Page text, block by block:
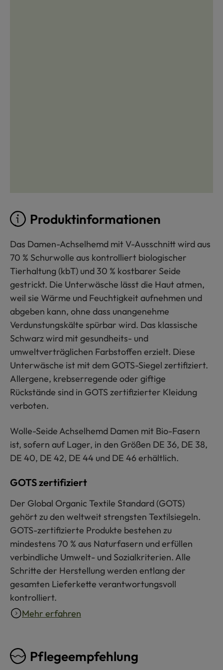
Produktinformationen
Das Damen-Achselhemd mit V-Ausschnitt wird aus
70 % Schurwolle aus kontrolliert biologischer
Tierhaltung (kbT) und 30 % kostbarer Seide
gestrickt. Die Unterwäsche lässt die Haut atmen,
weil sie Wärme und Feuchtigkeit aufnehmen und
abgeben kann, ohne dass unangenehme
Verdunstungskälte spürbar wird. Das klassische
Schwarz wird mit gesundheits- und
umweltverträglichen Farbstoffen erzielt. Diese
Unterwäsche ist mit dem GOTS-Siegel zertifiziert.
Allergene, krebserregende oder giftige
Rückstände sind in GOTS zertifizierter Kleidung
verboten.
Wolle-Seide Achselhemd Damen mit Bio-Fasern
ist, sofern auf Lager, in den Größen DE 36, DE 38,
DE 40, DE 42, DE 44 und DE 46 erhältlich.
GOTS zertifiziert
Der Global Organic Textile Standard (GOTS)
gehört zu den weltweit strengsten Textilsiegeln.
GOTS-zertifizierte Produkte bestehen zu
mindestens 70 % aus Naturfasern und erfüllen
verbindliche Umwelt- und Sozialkriterien. Alle
Schritte der Herstellung werden entlang der
gesamten Lieferkette verantwortungsvoll
kontrolliert.
Mehr erfahren
Pflegeempfehlung